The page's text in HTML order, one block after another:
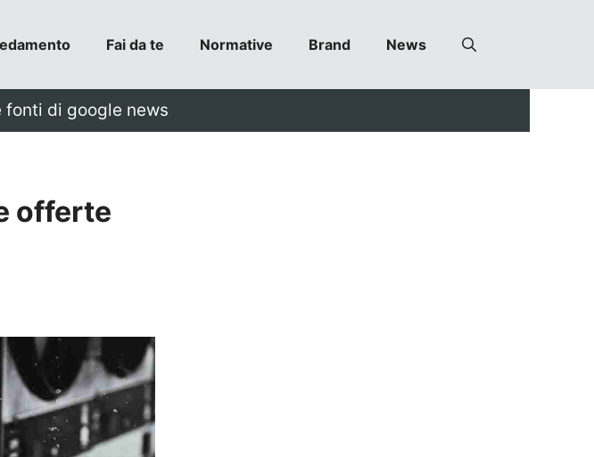
Fai da te Normative Brand News
di google news
offerte